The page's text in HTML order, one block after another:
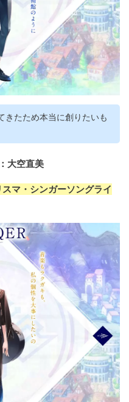
きたため本当に創りたいも
大空直美
マ・シンガーソングライ